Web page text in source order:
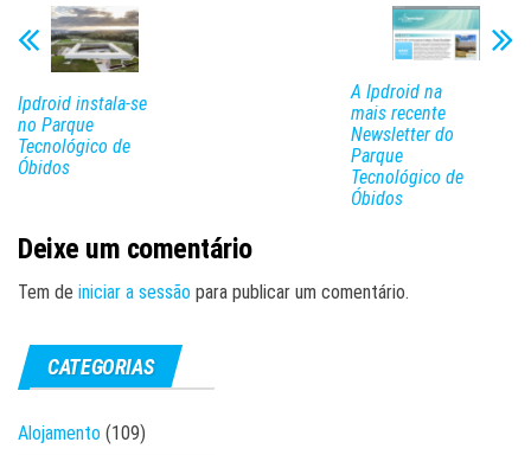
Ipdroid instala-se
no Parque
Tecnológico de
Óbidos
A Ipdroid na
mais recente
Newsletter do
Parque
Tecnológico de
Óbidos
Deixe um comentário
Tem de iniciar a sessão para publicar um comentário.
CATEGORIAS
Alojamento (109)